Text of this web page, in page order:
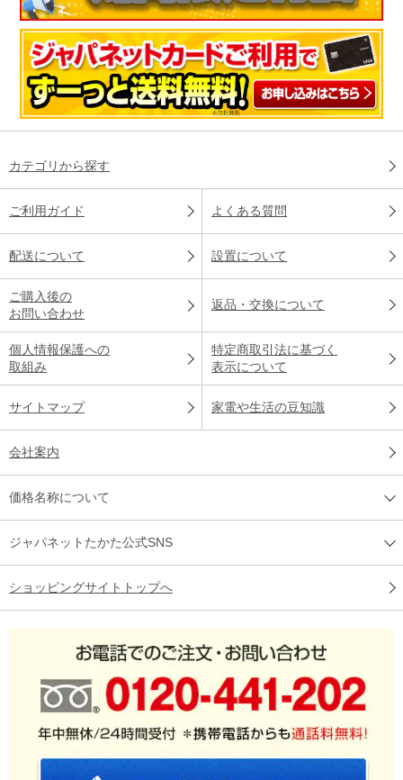
カテゴリから探す
ご利用ガイド よくある質問
配送について 設置について
ご購入後の
お問い合わせ
返品・交換について
個人情報保護への
取組み
特定商取引法に基づく
表示について
サイトマップ 家電や生活の豆知識
会社案内
価格名称について
ジャパネットたかた公式SNS
ショッピングサイトトップへ